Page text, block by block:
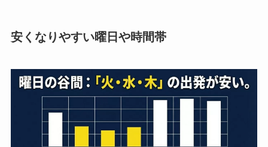
安くなりやすい曜日や時間帯